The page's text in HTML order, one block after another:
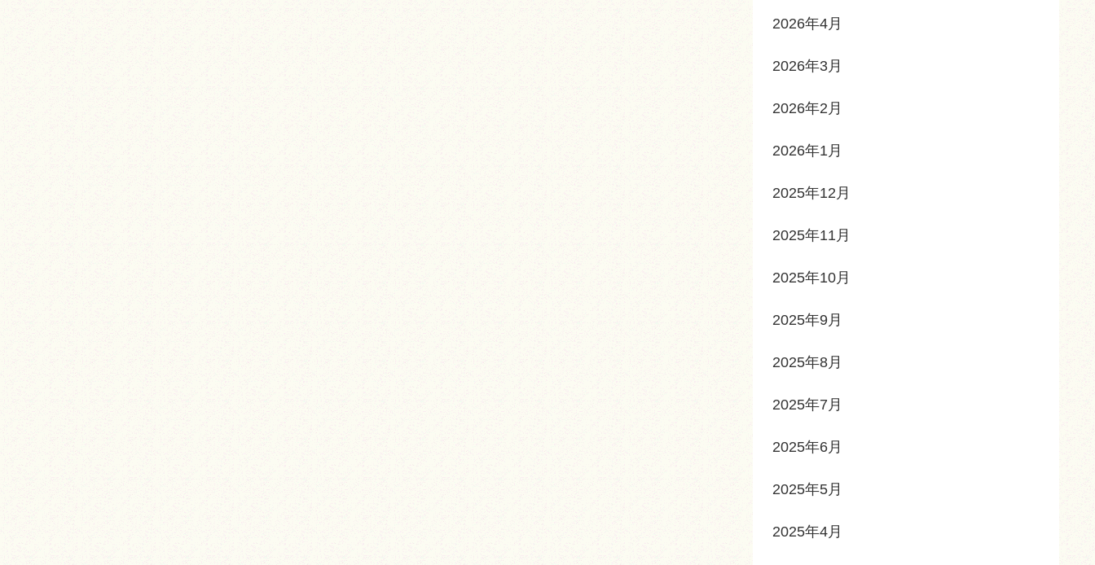
2026年4月
2026年3月
2026年2月
2026年1月
2025年12月
2025年11月
2025年10月
2025年9月
2025年8月
2025年7月
2025年6月
2025年5月
2025年4月